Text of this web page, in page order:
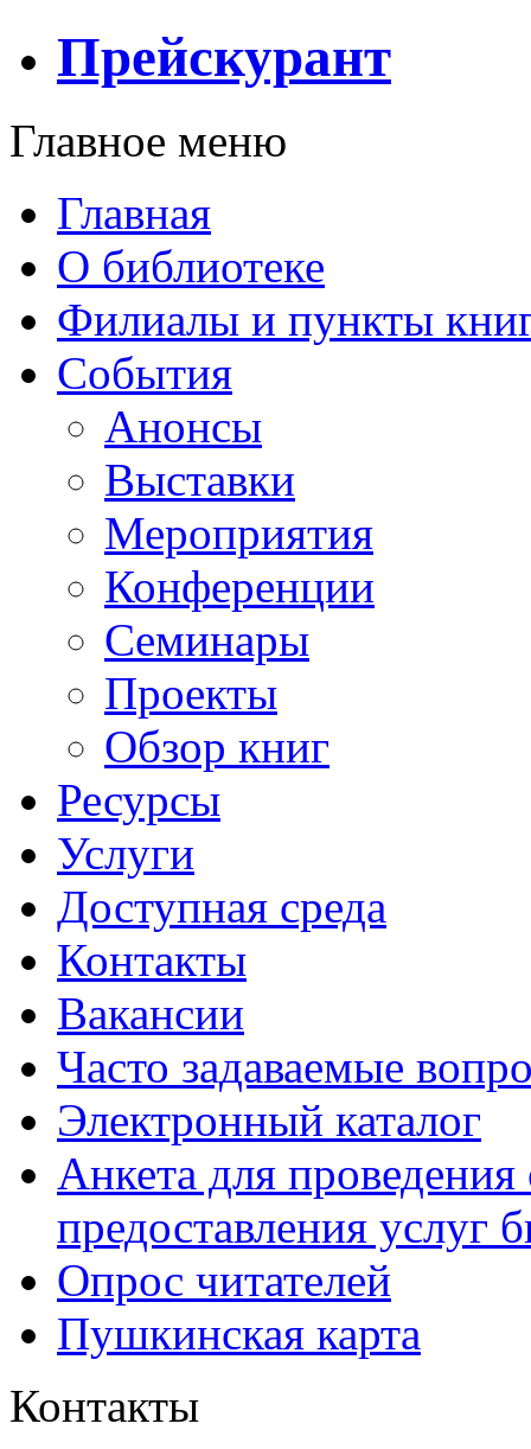
Прейскурант
Главное меню
Главная
О библиотеке
Филиалы и пункты
События
Анонсы
Выставки
Мероприятия
Конференции
Семинары
Проекты
Обзор книг
Ресурсы
Услуги
Доступная среда
Контакты
Вакансии
Часто задаваемые
Электронный каталог
Анкета для проведения
предоставления услуг
Опрос читателей
Пушкинская карта
Контакты